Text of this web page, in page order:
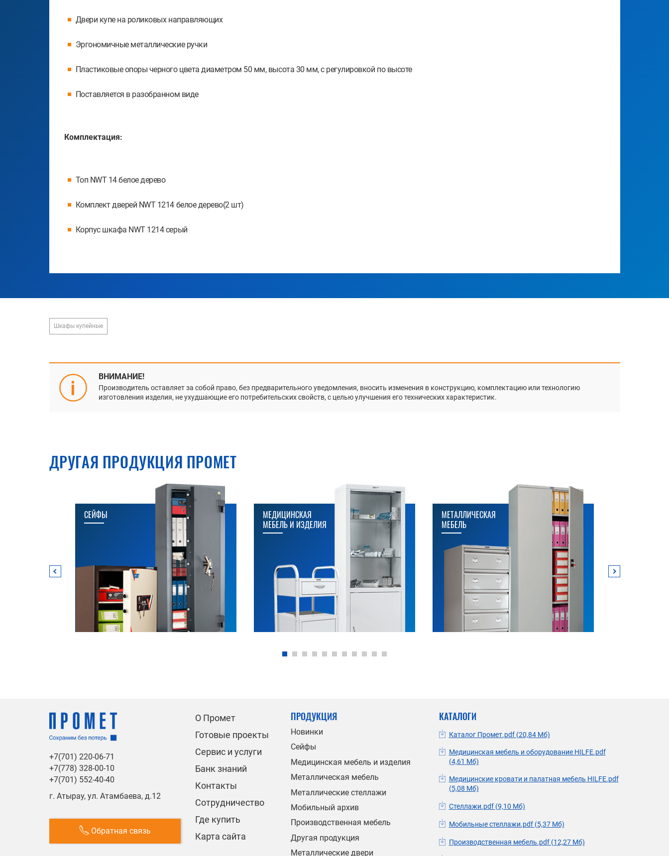
Двери купе на роликовых направляющих
Эргономичные металлические ручки
Пластиковые опоры черного цвета диаметром 50 мм, высота 30 мм, с регулировкой по высоте
Поставляется в разобранном виде
Комплектация:
Топ NWT 14 белое дерево
Комплект дверей NWT 1214 белое дерево(2 шт)
Корпус шкафа NWT 1214 серый
Шкафы купейные
ВНИМАНИЕ!
Производитель оставляет за собой право, без предварительного уведомления, вносить изменения в конструкцию, комплектацию или технологию
изготовления изделия, не ухудшающие его потребительских свойств, с целью улучшения его технических характеристик.
ДРУГАЯ ПРОДУКЦИЯ ПРОМЕТ
СЕЙФЫ
МЕДИЦИНСКАЯ
МЕБЕЛЬ И ИЗДЕЛИЯ
МЕТАЛЛИЧЕСКАЯ
МЕБЕЛЬ
+7(701) 220-06-71
+7(778) 328-00-10
+7(701) 552-40-40
г. Атырау, ул. Атамбаева, д.12
Обратная связь
О Промет
Готовые проекты
Сервис и услуги
Банк знаний
Контакты
Сотрудничество
Где купить
Карта сайта
ПРОДУКЦИЯ
Новинки
Сейфы
Медицинская мебель и изделия
Металлическая мебель
Металлические стеллажи
Мобильный архив
Производственная мебель
Другая продукция
Металлические двери
КАТАЛОГИ
Каталог Промет.pdf (20,84 Мб)
Медицинская мебель и оборудование HILFE.pdf
(4,61 Мб)
Медицинские кровати и палатная мебель HILFE.pdf
(5,08 Мб)
Стеллажи.pdf (9,10 Мб)
Мобильные стеллажи.pdf (5,37 Мб)
Производственная мебель.pdf (12,27 Мб)